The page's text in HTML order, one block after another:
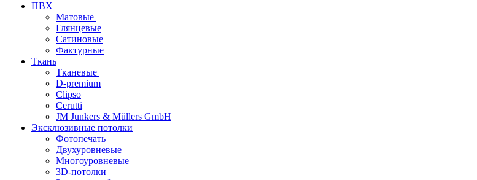
ПВХ
Матовые
Глянцевые
Сатиновые
Фактурные
Ткань
Тканевые
D-premium
Clipso
Cerutti
JM Junkers & Müllers GmbH
Эксклюзивные потолки
Фотопечать
Двухуровневые
Многоуровневые
3D-потолки